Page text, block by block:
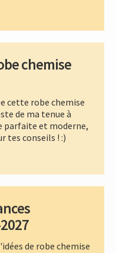
chemise
cette robe chemise
de ma tenue à
parfaite et moderne,
tes conseils ! :)
de robe chemise